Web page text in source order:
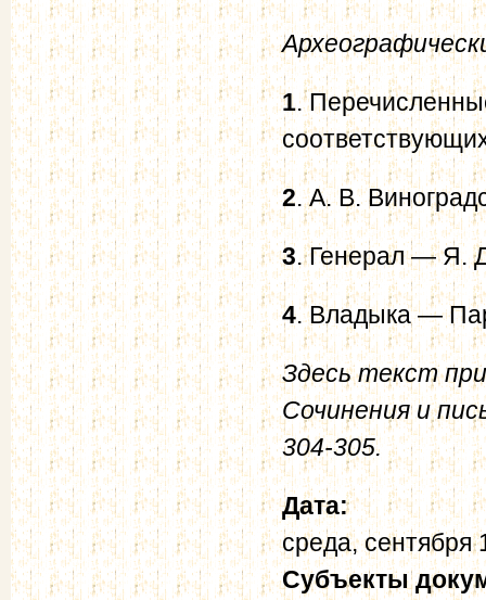
1.
2. А. В.
3. Генерал — Я.
4. Владыка —
Здесь текст
Сочинения и
304-305.
Дата:
среда, сентября
Субъекты